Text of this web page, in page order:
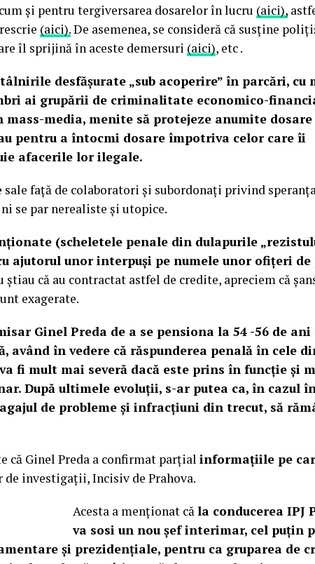
și pentru tergiversarea dosarelor în lucru (aici),
(aici).De asemenea, se consideră că susține
îl sprijină în aceste demersuri (aici), etc .
desfășurate „sub acoperire” în parcări, cu
ai grupării de criminalitate economico-
media, menite să protejeze anumite dosare
pentru a întocmi dosare împotriva celor care îi
afacerile lor ilegale.
față de colaboratori și subordonați privind
se par nerealiste și utopice.
(scheletele penale din dulapurile
ajutorul unor interpuși pe numele unor ofițeri
știau că au contractat astfel de credite, apreciem că
exagerate.
Ginel Preda de a se pensiona la 54 -56 de ani
având în vedere că răspunderea penală în cele
fi mult mai severă dacă este prins în funcție și
După ultimele evoluții, s-ar putea ca, în cazul
de probleme și infracțiuni din trecut, să
că Ginel Preda a confirmat parțial informațiile pe
de investigații,Incisiv de Prahova.
Acesta a menționat căla conducerea IPJ
va sosi un nou șef interimar, cel puțin
și prezidențiale, pentru ca gruparea de